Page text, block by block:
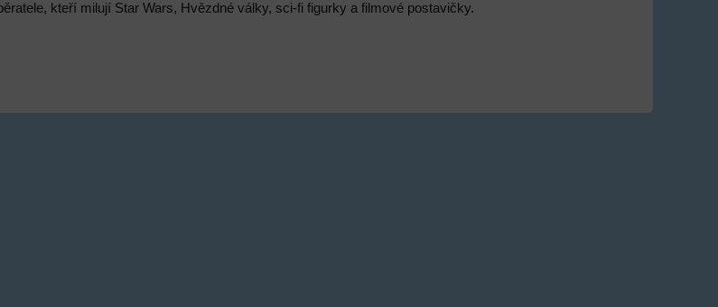
kteří milují Star Wars, Hvězdné války, sci-fi figurky a filmové postavičky.